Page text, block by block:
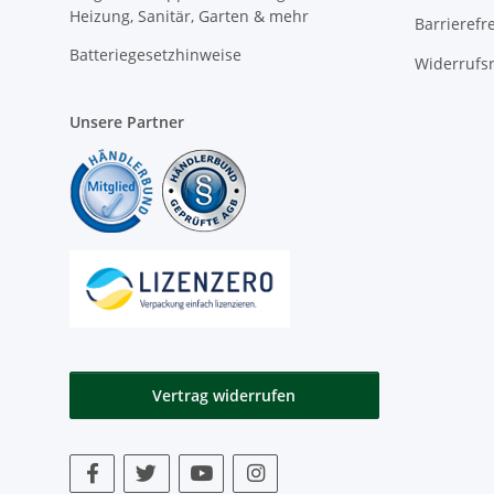
Heizung, Sanitär, Garten & mehr
Batteriegesetzhinweise
Unsere Partner
Vertrag widerrufen